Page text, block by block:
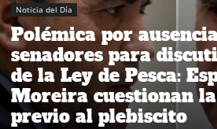
Noticia del Día
Polémica por
senadores para
de la Ley de Pesca:
Moreira cuestionan
previo al plebiscito